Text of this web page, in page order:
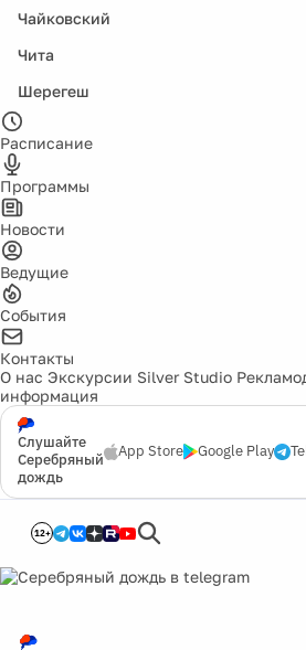
Чайковский
Чита
Шерегеш
Расписание
Программы
Новости
Ведущие
События
Контакты
О нас Экскурсии Silver Studio
информация
Слушайте
Серебряный
дождь
App Store Google Play
12+